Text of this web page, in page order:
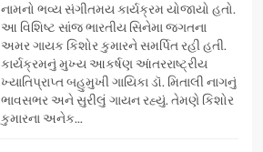
નામનો ભવ્ય સંગીતમય કાર્યક્રમ યોજાયો હતો.
આ વિશિષ્ટ સાંજ ભારતીય સિનેમા જગતના
અમર ગાયક કિશોર કુમારને સમર્પિત રહી હતી.
કાર્યક્રમનું મુખ્ય આકર્ષણ આંતરરાષ્ટ્રીય
ખ્યાતિપ્રાપ્ત બહુમુખી ગાયિકા ડૉ. મિતાલી નાગનું
ભાવસભર અને સુરીલું ગાયન રહ્યું. તેમણે કિશોર
કુમારના અનેક...